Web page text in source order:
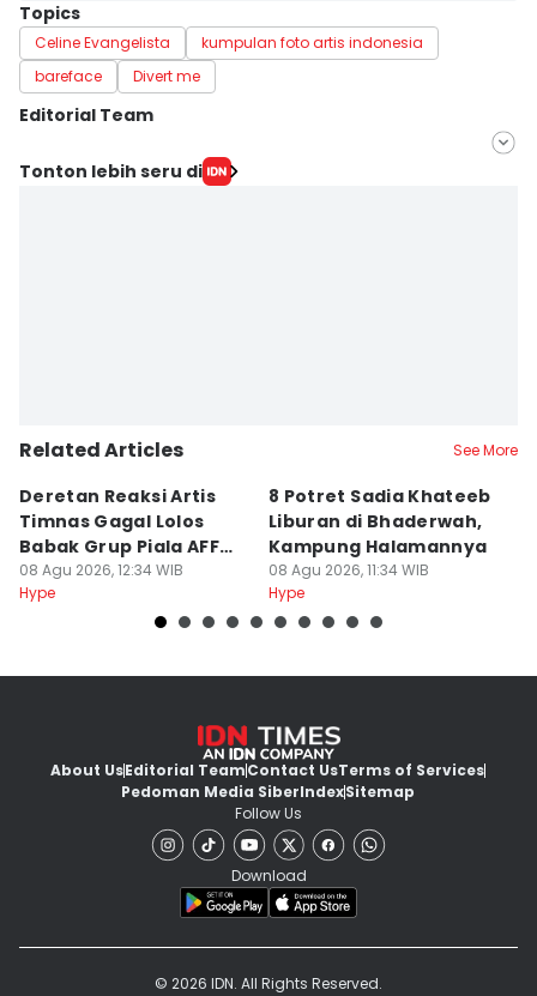
Topics
Celine Evangelista
kumpulan foto artis indonesia
bareface
Divert me
Editorial Team
Editor
Tonton lebih seru di
Related Articles See More
Deretan Reaksi Artis
Timnas Gagal Lolos
Babak Grup Piala AFF
2026
08 Agu 2026, 12:34 WIB
Hype
8 Potret Sadia Khateeb
Liburan di Bhaderwah,
Kampung Halamannya
08 Agu 2026, 11:34 WIB
Hype
About UsEditorial TeamContact UsTerms of Services
Pedoman Media SiberIndexSitemap
Follow Us
Download
© 2026 IDN. All Rights Reserved.